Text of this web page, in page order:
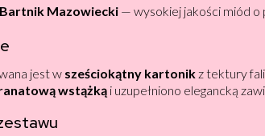
Mazowiecki — wysokiej jakości miód o
jest w sześciokątny kartonik z tektury
wstążką i uzupełniono elegancką